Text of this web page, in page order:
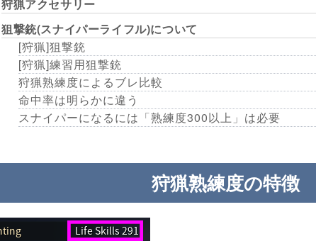
狩猟アクセサリー
狙撃銃(スナイパーライフル)について
[狩猟]狙撃銃
[狩猟]練習用狙撃銃
狩猟熟練度によるブレ比較
命中率は明らかに違う
スナイパーになるには「熟練度300以上」は必要
狩猟熟練度の特徴